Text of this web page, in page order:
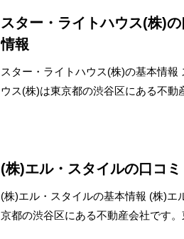
スター・ライトハウス(株)
情報
スター・ライトハウス(株)の基本情報
ウス(株)は東京都の渋谷区にある不動
(株)エル・スタイルの口コ
(株)エル・スタイルの基本情報 (株)エ
京都の渋谷区にある不動産会社です